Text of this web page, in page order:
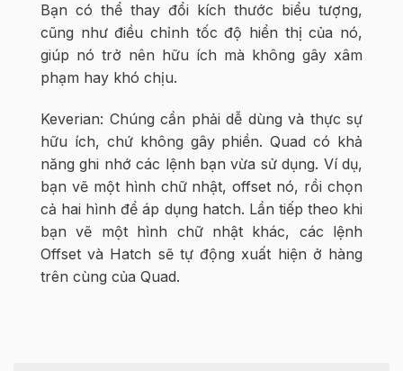
Bạn có thể thay đổi kích thước biểu tượng,
cũng như điều chỉnh tốc độ hiển thị của nó,
giúp nó trở nên hữu ích mà không gây xâm
phạm hay khó chịu.
Keverian: Chúng cần phải dễ dùng và thực sự
hữu ích, chứ không gây phiền. Quad có khả
năng ghi nhớ các lệnh bạn vừa sử dụng. Ví dụ,
bạn vẽ một hình chữ nhật, offset nó, rồi chọn
cả hai hình để áp dụng hatch. Lần tiếp theo khi
bạn vẽ một hình chữ nhật khác, các lệnh
Offset và Hatch sẽ tự động xuất hiện ở hàng
trên cùng của Quad.